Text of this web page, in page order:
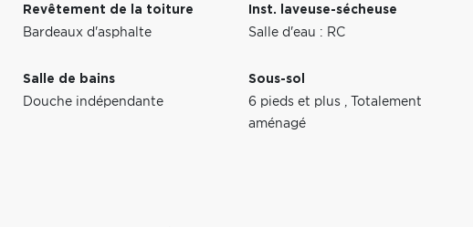
Revêtement de la toiture
Bardeaux d'asphalte
Inst. laveuse-sécheuse
Salle d'eau : RC
Salle de bains
Douche indépendante
Sous-sol
6 pieds et plus ,
Totalement
aménagé